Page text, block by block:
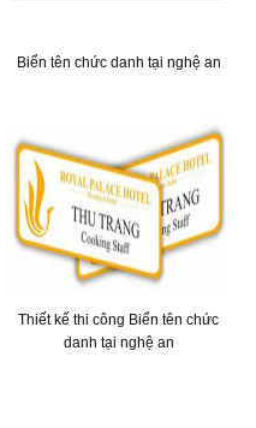
Biển tên chức danh tại nghệ an
Thiết kế thi công Biển tên chức
danh tại nghệ an